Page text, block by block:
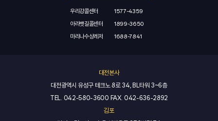
우리강콜센터
1577-4359
아라뱃길콜센터
1899-3650
마리나수상레저
1688-7841
대전본사
대전광역시 유성구 테크노 8로 34, BL타워 3~6층
TEL. 042-580-3600 FAX. 042-636-2892
김포